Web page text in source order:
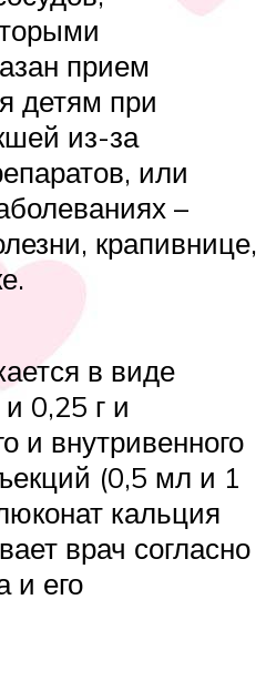
прием
детям при
из-за
или
–
крапивнице,
в виде
0,25 г и
и внутривенного
(0,5 мл и 1
кальция
врач согласно
и его